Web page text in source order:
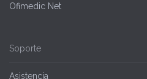
Ofimedic Net
Soporte
Asistencia